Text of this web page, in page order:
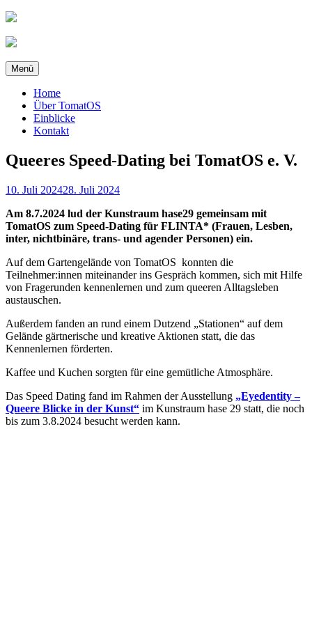
Zum
springen
Menü
Home
Über TomatOS
Einblicke
Kontakt
Queeres Speed-Dating bei TomatOS e. V.
Veröffentlicht
10. Juli 202428. Juli 2024
Am 8.7.2024 lud der Kunstraum hase29 gemeinsam mit
TomatOS zum Speed-Dating für FLINTA* (Frauen, Lesben,
inter, nichtbinäre, trans- und agender Personen) ein.
Auf dem Gartengelände von TomatOS konnten die
Teilnehmer:innen miteinander ins Gespräch kommen, sich mit Hilfe
von Fragerunden kennenlernen und zum queeren Alltagsleben
austauschen.
Außerdem fanden an rund einem Dutzend „Stationen“ auf dem
Gelände gärtnerische und kreative Aktionen statt, die das
Kennenlernen förderten.
Kaffee und Kuchen sorgten für eine gemütliche Atmosphäre.
Das Speed Dating fand im Rahmen der Ausstellung „Eyedentity –
Queere Blicke in der Kunst“ im Kunstraum hase 29 statt, die noch
bis zum 3.8.2024 besucht werden kann.